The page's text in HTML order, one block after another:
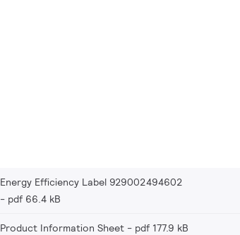
Energy Efficiency Label 929002494602
pdf 66.4 kB
Product Information Sheet pdf 177.9 kB